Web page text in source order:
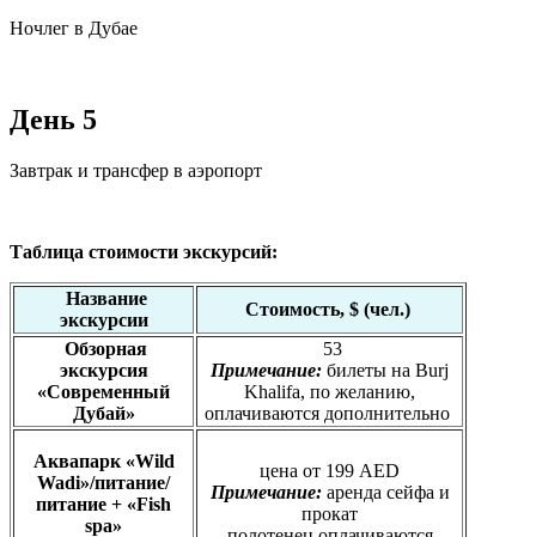
Ночлег в Дубае
День 5
Завтрак и трансфер в аэропорт
Таблица стоимости экскурсий:
Название
экскурсии
Стоимость, $ (чел.)
Обзорная
экскурсия
«Современный
Дубай»
53
Примечание: билеты на Burj
Khalifa, по желанию,
оплачиваются дополнительно
Аквапарк «Wild
Wadi»/питание/
питание + «Fish
spa»
цена от 199 AED
Примечание: аренда сейфа и
прокат